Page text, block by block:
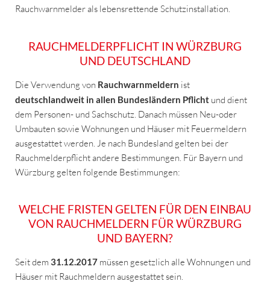
Rauchwarnmelder als lebensrettende Schutzinstallation.
RAUCHMELDERPFLICHT IN WÜRZBURG
UND DEUTSCHLAND
Die Verwendung von Rauchwarnmeldern ist
deutschlandweit in allen Bundesländern Pflicht und dient
dem Personen- und Sachschutz. Danach müssen Neu-oder
Umbauten sowie Wohnungen und Häuser mit Feuermeldern
ausgestattet werden. Je nach Bundesland gelten bei der
Rauchmelderpflicht andere Bestimmungen. Für Bayern und
Würzburg gelten folgende Bestimmungen:
WELCHE FRISTEN GELTEN FÜR DEN EINBAU
VON RAUCHMELDERN FÜR WÜRZBURG
UND BAYERN?
Seit dem 31.12.2017 müssen gesetzlich alle Wohnungen und
Häuser mit Rauchmeldern ausgestattet sein.